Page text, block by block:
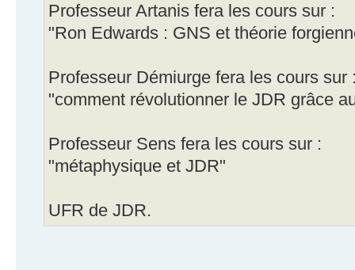
Professeur Artanis fera les cours sur :
"Ron Edwards : GNS et théorie
Professeur Démiurge fera les cours sur
"comment révolutionner le JDR grâce
Professeur Sens fera les cours sur :
"métaphysique et JDR"
UFR de JDR.